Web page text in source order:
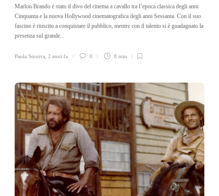
Marlon Brando è stato il divo del cinema a cavallo tra l’epoca classica degli anni
Cinquanta e la nuova Hollywood cinematografica degli anni Sessanta. Con il suo
fascino è riuscito a conquistare il pubblico, mentre con il talento si è guadagnato la
presenza sul grande...
Paola Smurra 2 anni fa 0 8 min